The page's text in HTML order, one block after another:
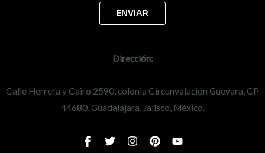
Dirección:
Calle Herrera y Cairo 2590, colonia Circunvalación Guevara, CP
44680, Guadalajara, Jalisco, México.